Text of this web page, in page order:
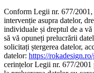
Conform Legii nr. 677/2001,
intervenție asupra datelor,
individuale și dreptul de a
să vă opuneți prelucrării
solicitați ștergerea datelor,
datelor: https://
cerințelor Legii nr. 677/2001